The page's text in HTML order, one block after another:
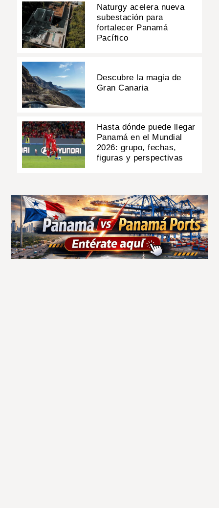
Naturgy acelera nueva
subestación para
fortalecer Panamá
Pacífico
Descubre la magia de
Gran Canaria
Hasta dónde puede llegar
Panamá en el Mundial
2026: grupo, fechas,
figuras y perspectivas